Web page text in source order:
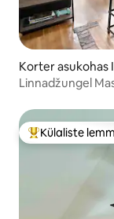
Korter asukohas
Linnadžungel
Külaliste suur
Külaliste